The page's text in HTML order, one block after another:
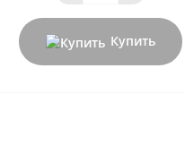
Купить